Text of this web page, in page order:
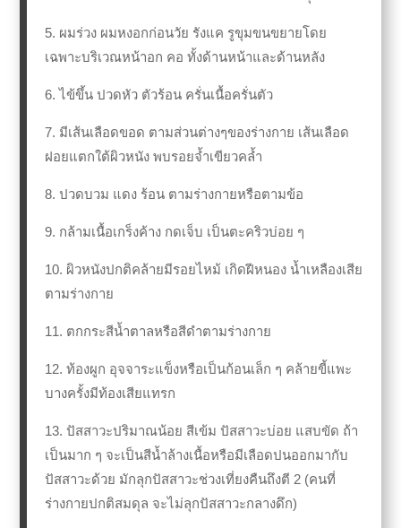
5. ผมร่วง ผมหงอกก่อนวัย รังแค รูขุมขนขยายโดย
เฉพาะบริเวณหน้าอก คอ ทั้งด้านหน้าและด้านหลัง
6. ไข้ขึ้น ปวดหัว ตัวร้อน ครั่นเนื้อครั่นตัว
7. มีเส้นเลือดขอด ตามส่วนต่างๆของร่างกาย เส้นเลือด
ฝอยแตกใต้ผิวหนัง พบรอยจ้ำเขียวคล้ำ
8. ปวดบวม แดง ร้อน ตามร่างกายหรือตามข้อ
9. กล้ามเนื้อเกร็งค้าง กดเจ็บ เป็นตะคริวบ่อย ๆ
10. ผิวหนังปกติคล้ายมีรอยไหม้ เกิดฝีหนอง น้ำเหลืองเสีย
ตามร่างกาย
11. ตกกระสีน้ำตาลหรือสีดำตามร่างกาย
12. ท้องผูก อุจจาระแข็งหรือเป็นก้อนเล็ก ๆ คล้ายขี้แพะ
บางครั้งมีท้องเสียแทรก
13. ปัสสาวะปริมาณน้อย สีเข้ม ปัสสาวะบ่อย แสบขัด ถ้า
เป็นมาก ๆ จะเป็นสีน้ำล้างเนื้อหรือมีเลือดปนออกมากับ
ปัสสาวะด้วย มักลุกปัสสาวะช่วงเที่ยงคืนถึงตี 2 (คนที่
ร่างกายปกติสมดุล จะไม่ลุกปัสสาวะกลางดึก)